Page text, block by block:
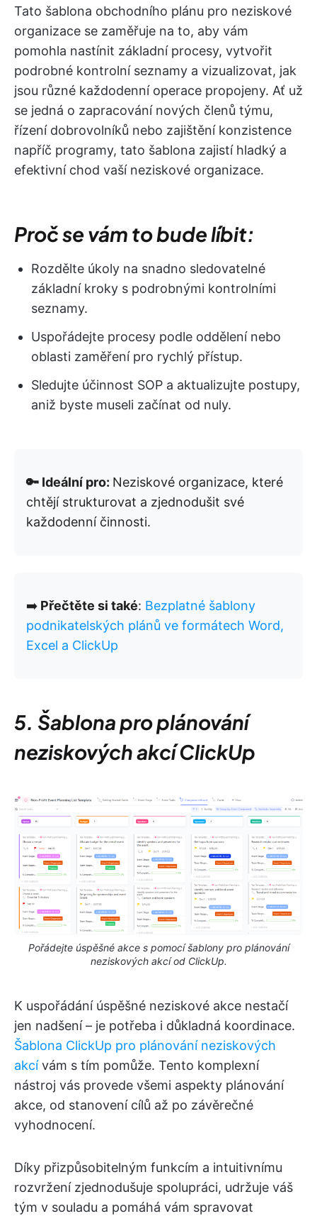
Tato šablona obchodního plánu pro neziskové
organizace se zaměřuje na to, aby vám
pomohla nastínit základní procesy, vytvořit
podrobné kontrolní seznamy a vizualizovat, jak
jsou různé každodenní operace propojeny. Ať už
se jedná o zapracování nových členů týmu,
řízení dobrovolníků nebo zajištění konzistence
napříč programy, tato šablona zajistí hladký a
efektivní chod vaší neziskové organizace.
Proč se vám to bude líbit:
Rozdělte úkoly na snadno sledovatelné
základní kroky s podrobnými kontrolními
seznamy.
Uspořádejte procesy podle oddělení nebo
oblasti zaměření pro rychlý přístup.
Sledujte účinnost SOP a aktualizujte postupy,
aniž byste museli začínat od nuly.
🔑 Ideální pro: Neziskové organizace, které
chtějí strukturovat a zjednodušit své
každodenní činnosti.
➡️ Přečtěte si také: Bezplatné šablony
podnikatelských plánů ve formátech Word,
Excel a ClickUp
5. Šablona pro plánování
neziskových akcí ClickUp
Pořádejte úspěšné akce s pomocí šablony pro plánování
neziskových akcí od ClickUp.
K uspořádání úspěšné neziskové akce nestačí
jen nadšení – je potřeba i důkladná koordinace.
Šablona ClickUp pro plánování neziskových
akcívám s tím pomůže. Tento komplexní
nástroj vás provede všemi aspekty plánování
akce, od stanovení cílů až po závěrečné
vyhodnocení.
Díky přizpůsobitelným funkcím a intuitivnímu
rozvržení zjednodušuje spolupráci, udržuje váš
tým v souladu a pomáhá vám spravovat